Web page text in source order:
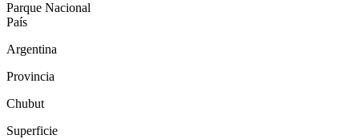
Parque Nacional
País
Argentina
Provincia
Chubut
Superficie